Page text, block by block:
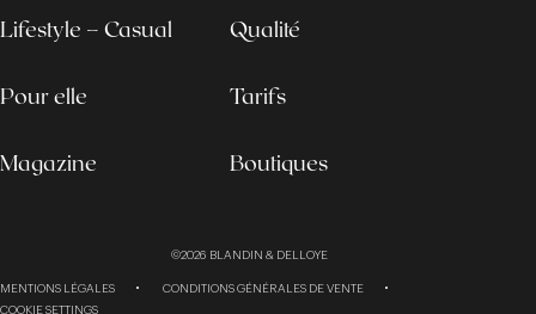
Lifestyle – Casual
Pour elle
Magazine
Qualité
Tarifs
Boutiques
©2026 BLANDIN & DELLOYE
MENTIONS LÉGALES
CONDITIONS GÉNÉRALES DE VENTE
COOKIE SETTINGS